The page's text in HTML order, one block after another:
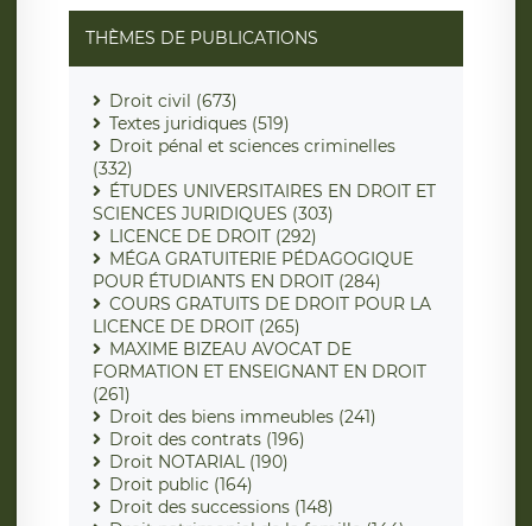
THÈMES DE PUBLICATIONS
Droit civil (673)
Textes juridiques (519)
Droit pénal et sciences criminelles
(332)
ÉTUDES UNIVERSITAIRES EN DROIT ET
SCIENCES JURIDIQUES (303)
LICENCE DE DROIT (292)
MÉGA GRATUITERIE PÉDAGOGIQUE
POUR ÉTUDIANTS EN DROIT (284)
COURS GRATUITS DE DROIT POUR LA
LICENCE DE DROIT (265)
MAXIME BIZEAU AVOCAT DE
FORMATION ET ENSEIGNANT EN DROIT
(261)
Droit des biens immeubles (241)
Droit des contrats (196)
Droit NOTARIAL (190)
Droit public (164)
Droit des successions (148)